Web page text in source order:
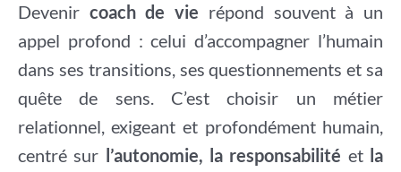
Devenir coach de vie répond souvent à un
appel profond : celui d’accompagner l’humain
dans ses transitions, ses questionnements et sa
quête de sens. C’est choisir un métier
relationnel, exigeant et profondément humain,
centré sur l’autonomie, la responsabilité et la